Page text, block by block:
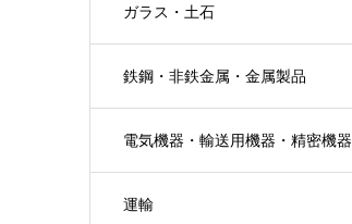
ガラス・土石
鉄鋼・非鉄金属・金属製品
電気機器・輸送用機器・精密機器
運輸